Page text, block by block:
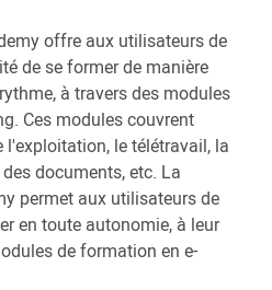
offre aux utilisateurs de
de se former de manière
à travers des modules
Ces modules couvrent
le télétravail, la
documents, etc. La
permet aux utilisateurs de
en toute autonomie, à leur
de formation en e-